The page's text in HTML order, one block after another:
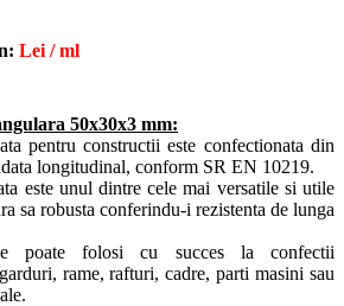
Lei / ml
50x30x3 mm:
pentru constructii este confectionata din
longitudinal, conform SR EN 10219.
este unul dintre cele mai versatile si utile
sa robusta conferindu-i rezistenta de lunga
poate folosi cu succes la confectii
rame, rafturi, cadre, parti masini sau